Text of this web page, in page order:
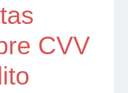
CVV